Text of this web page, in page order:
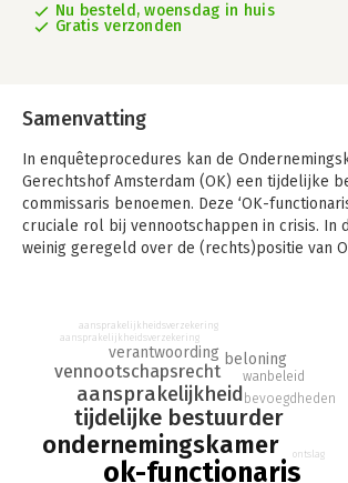
Nu besteld, woensdag in huis
Gratis verzonden
Samenvatting
In enquêteprocedures kan de
Gerechtshof Amsterdam (OK) een tijdelijke
commissaris benoemen. Deze ‘OK-
cruciale rol bij vennootschappen in crisis. In
weinig geregeld over de (rechts)positie van
bevoegdheden aan OK-functionarissen,
afgeweken van de wet en de statuten.
In dit boek gaat mr. Anniek Smook dieper in
van de) rechtspositie van tijdelijke
commissarissen, met als doel een
bereiken tussen de belangen van alle
ok-functionaris
ondernemingskamer
tijdelijke bestuurder
aansprakelijkheid
vennootschapsrecht
verantwoording beloning
bevoegdheden
wanbeleid
aansprakelijkheidsverzekering
aansprakelijkheidsverzekering
ontslag